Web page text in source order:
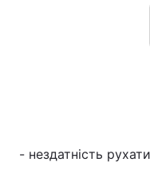
- нездатність